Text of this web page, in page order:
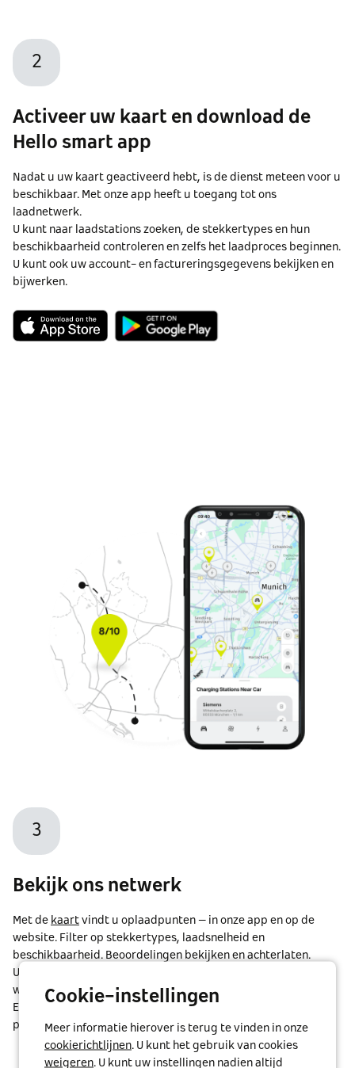
2
Activeer uw kaart en download de
Hello smart app
Nadat u uw kaart geactiveerd hebt, is de dienst meteen voor u
beschikbaar. Met onze app heeft u toegang tot ons
laadnetwerk.
U kunt naar laadstations zoeken, de stekkertypes en hun
beschikbaarheid controleren en zelfs het laadproces beginnen.
U kunt ook uw account- en factureringsgegevens bekijken en
bijwerken.
3
Bekijk ons netwerk
Met de kaart vindt u oplaadpunten – in onze app en op de
website. Filter op stekkertypes, laadsnelheid en
beschikbaarheid. Beoordelingen bekijken en achterlaten.
U kunt ook een route naar het gewenste laadstation laten
weergeven en direct vanuit de app beginnen te navigeren.
En als het station opladen op afstand aanbiedt, kunt u dat
proces ook in gang zetten.
Cookie-instellingen
Meer informatie hierover is terug te vinden in onze
cookierichtlijnen. U kunt het gebruik van cookies
weigeren. U kunt uw instellingen nadien altijd